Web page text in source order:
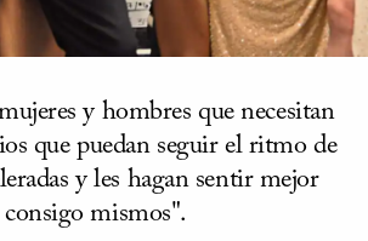
y hombres que necesitan
que puedan seguir el ritmo de
y les hagan sentir mejor
consigo mismos".